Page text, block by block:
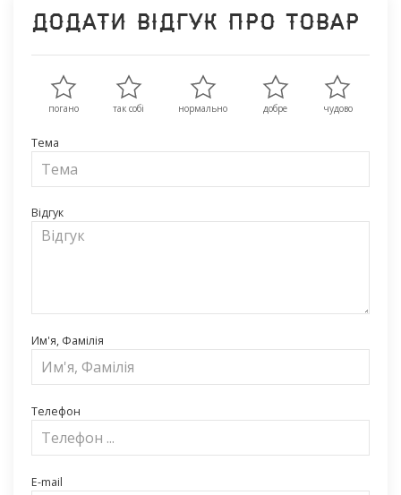
Додати відгук про товар
погано так собі нормально добре чудово
Тема
Відгук
Им'я, Фамілія
Телефон
E-mail